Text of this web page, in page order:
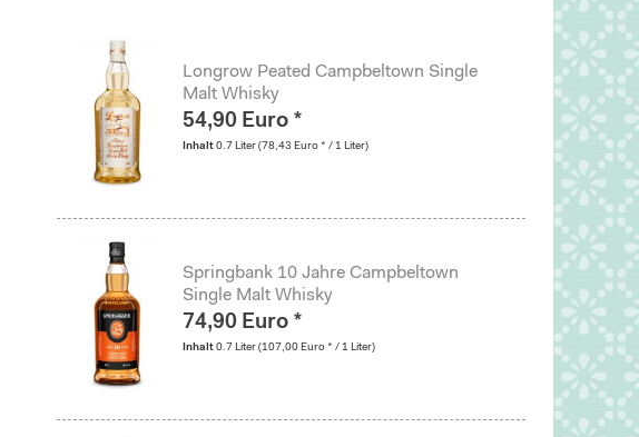
Longrow Peated Campbeltown Single
Malt Whisky
54,90 Euro *
Inhalt 0.7 Liter (78,43 Euro * / 1 Liter)
Springbank 10 Jahre Campbeltown
Single Malt Whisky
74,90 Euro *
Inhalt 0.7 Liter (107,00 Euro * / 1 Liter)